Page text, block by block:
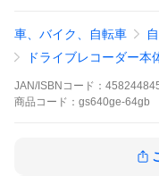
<br>
車、バイク、自転車
ドライブレコーダー本
JAN/ISBNコード：
商品 コード： gs640ge-64gb